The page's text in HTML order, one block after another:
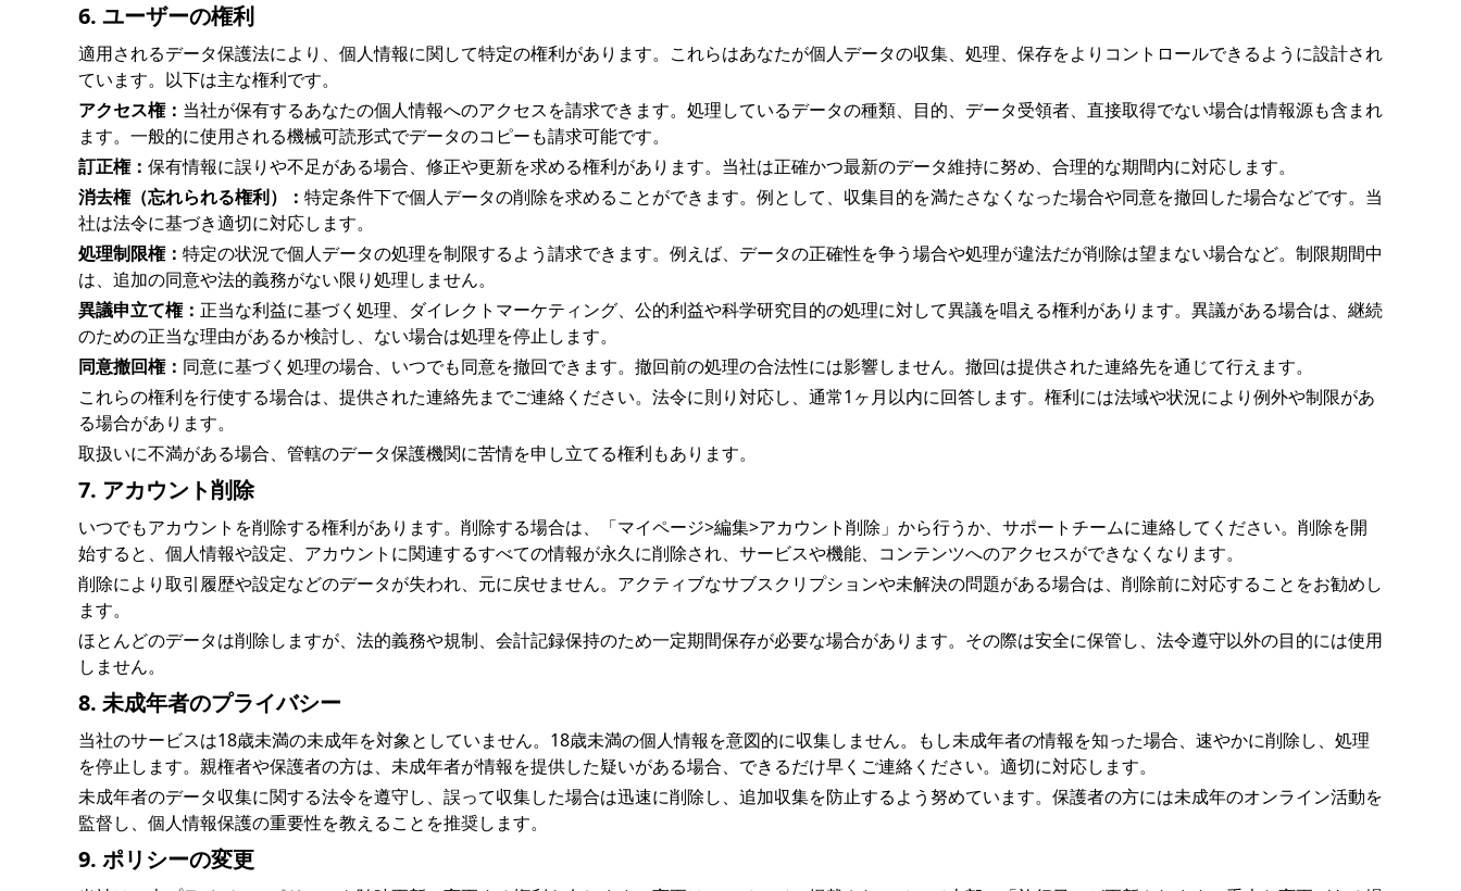
6. ユーザーの権利
適用されるデータ保護法により、個人情報に関して特定の権利があります。これらはあなたが個人データの収集、処理、保存をよりコントロールできるように設計され
ています。以下は主な権利です。
アクセス権： 当社が保有するあなたの個人情報へのアクセスを請求できます。処理しているデータの種類、目的、データ受領者、直接取得でない場合は情報源も含まれ
ます。一般的に使用される機械可読形式でデータのコピーも請求可能です。
訂正権： 保有情報に誤りや不足がある場合、修正や更新を求める権利があります。当社は正確かつ最新のデータ維持に努め、合理的な期間内に対応します。
消去権（忘れられる権利）： 特定条件下で個人データの削除を求めることができます。例として、収集目的を満たさなくなった場合や同意を撤回した場合などです。当
社は法令に基づき適切に対応します。
処理制限権： 特定の状況で個人データの処理を制限するよう請求できます。例えば、データの正確性を争う場合や処理が違法だが削除は望まない場合など。制限期間中
は、追加の同意や法的義務がない限り処理しません。
異議申立て権： 正当な利益に基づく処理、ダイレクトマーケティング、公的利益や科学研究目的の処理に対して異議を唱える権利があります。異議がある場合は、継続
のための正当な理由があるか検討し、ない場合は処理を停止します。
同意撤回権： 同意に基づく処理の場合、いつでも同意を撤回できます。撤回前の処理の合法性には影響しません。撤回は提供された連絡先を通じて行えます。
これらの権利を行使する場合は、提供された連絡先までご連絡ください。法令に則り対応し、通常1ヶ月以内に回答します。権利には法域や状況により例外や制限があ
る場合があります。
取扱いに不満がある場合、管轄のデータ保護機関に苦情を申し立てる権利もあります。
7. アカウント削除
いつでもアカウントを削除する権利があります。削除する場合は、「マイページ>編集>アカウント削除」から行うか、サポートチームに連絡してください。削除を開
始すると、個人情報や設定、アカウントに関連するすべての情報が永久に削除され、サービスや機能、コンテンツへのアクセスができなくなります。
削除により取引履歴や設定などのデータが失われ、元に戻せません。アクティブなサブスクリプションや未解決の問題がある場合は、削除前に対応することをお勧めし
ます。
ほとんどのデータは削除しますが、法的義務や規制、会計記録保持のため一定期間保存が必要な場合があります。その際は安全に保管し、法令遵守以外の目的には使用
しません。
8. 未成年者のプライバシー
当社のサービスは18歳未満の未成年を対象としていません。18歳未満の個人情報を意図的に収集しません。もし未成年者の情報を知った場合、速やかに削除し、処理
を停止します。親権者や保護者の方は、未成年者が情報を提供した疑いがある場合、できるだけ早くご連絡ください。適切に対応します。
未成年者のデータ収集に関する法令を遵守し、誤って収集した場合は迅速に削除し、追加収集を防止するよう努めています。保護者の方には未成年のオンライン活動を
監督し、個人情報保護の重要性を教えることを推奨します。
9. ポリシーの変更